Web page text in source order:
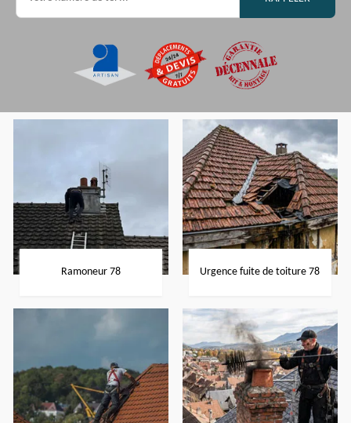
Ramoneur 78 Urgence fuite de toiture 78